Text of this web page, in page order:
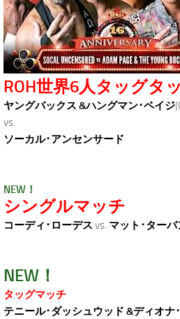
ROH世界6人タッグタ
ヤングバックス &ハングマン･ペイジ
vs.
ソーカル･アンセンサード
NEW！
シングルマッチ
コーディ･ローデス vs. マット･ターバ
NEW！
タッグマッチ
テニール･ダッシュウッド &ディオナ